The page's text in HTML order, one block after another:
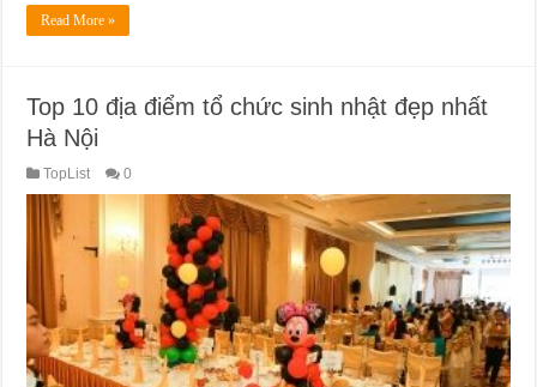
Read More »
Top 10 địa điểm tổ chức sinh nhật đẹp nhất
Hà Nội
TopList 0